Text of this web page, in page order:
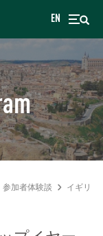
EN
参加者体験談 イギリス